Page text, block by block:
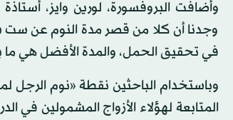
وجدنا أن كلا من قصر مدة النوم عن ست
في تحقيق الحمل، والمدة الأفضل هي
وباستخدام الباحثين نقطة «نوم الرجل